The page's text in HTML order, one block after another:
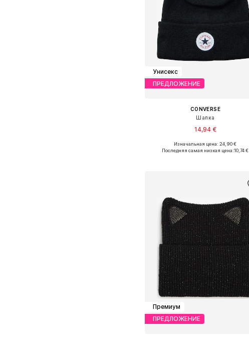
Унисекс
ПРЕДЛОЖЕНИЕ
CONVERSE
Шапка
14,94 €
Доступные размеры: 55-60
Изначальная цена: 24,90 €
Последняя самая низкая цена:10,74 €
Премиум
ПРЕДЛОЖЕНИЕ